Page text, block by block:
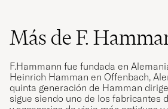
Más de F.
F.Hammann fue fundada en
Heinrich Hamman en Offenbach,
quinta generación de Hamman
sigue siendo uno de los fabricantes